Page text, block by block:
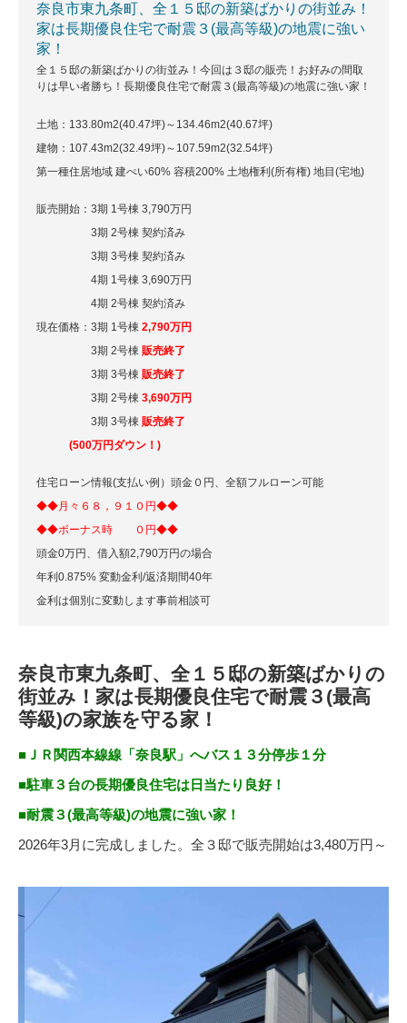
奈良市東九条町、全１５邸の新築ばかりの街並み！
家は長期優良住宅で耐震３(最高等級)の地震に強い
家！
全１５邸の新築ばかりの街並み！今回は３邸の販売！お好みの間取
りは早い者勝ち！長期優良住宅で耐震３(最高等級)の地震に強い家！
土地：133.80m2(40.47坪)～134.46m2(40.67坪)
建物：107.43m2(32.49坪)～107.59m2(32.54坪)
第一種住居地域 建ぺい60% 容積200% 土地権利(所有権) 地目(宅地)
販売開始：3期 1号棟 3,790万円
3期 2号棟 契約済み
3期 3号棟 契約済み
4期 1号棟 3,690万円
4期 2号棟 契約済み
現在価格：3期 1号棟 2,790万円
3期 2号棟 販売終了
3期 3号棟 販売終了
3期 2号棟 3,690万円
3期 3号棟 販売終了
(500万円ダウン！)
住宅ローン情報(支払い例）頭金０円、全額フルローン可能
◆◆月々６８，９１０ 円◆◆
◆◆ボーナス時 ０円◆◆
頭金0万円、借入額2,790万円の場合
年利0.875% 変動金利/返済期間40年
金利は個別に変動します事前相談可
奈良市東九条町、全１５邸の新築ばかりの
街並み！家は長期優良住宅で耐震３(最高
等級)の家族を守る家！
■ＪＲ関西本線線「奈良駅」へバス１３分停歩１分
■駐車３台の長期優良住宅は日当たり良好！
■耐震３(最高等級)の地震に強い家！
2026年3月に完成しました。全３邸で販売開始は3,480万円～